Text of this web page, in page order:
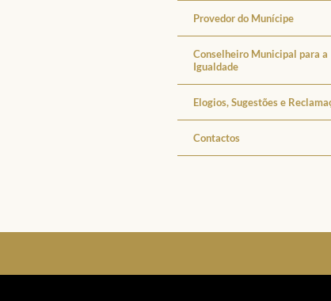
Provedor do Munícipe
Conselheiro Municipal para a
Igualdade
Elogios, Sugestões e
Contactos